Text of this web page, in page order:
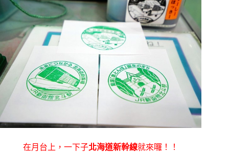
在月台上，一下子北海道新幹線就來囉！！